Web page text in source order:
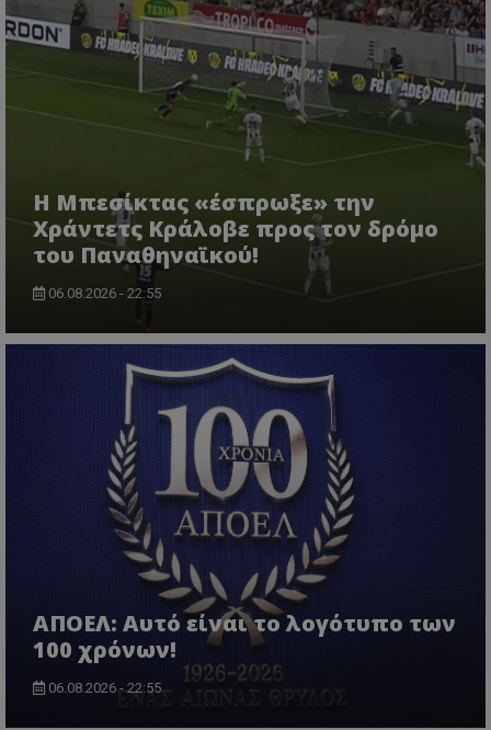
Η Μπεσίκτας «έσπρωξε» την
Χράντετς Κράλοβε προς τον δρόμο
του Παναθηναϊκού!
06.08.2026 - 22:55
ΑΠΟΕΛ: Αυτό είναι το λογότυπο των
100 χρόνων!
06.08.2026 - 22:55